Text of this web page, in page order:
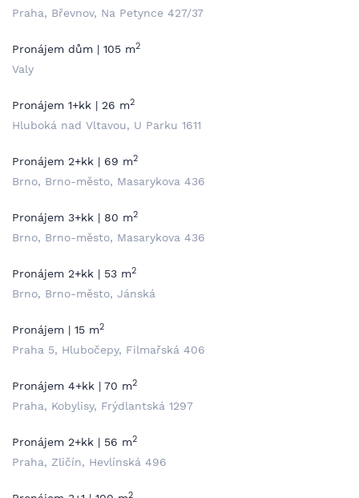
Praha, Břevnov, Na Petynce 427/37
Pronájem dům | 105 m2
Valy
Pronájem 1+kk | 26 m2
Hluboká nad Vltavou, U Parku 1611
Pronájem 2+kk | 69 m2
Brno, Brno-město, Masarykova 436
Pronájem 3+kk | 80 m2
Brno, Brno-město, Masarykova 436
Pronájem 2+kk | 53 m2
Brno, Brno-město, Jánská
Pronájem | 15 m2
Praha 5, Hlubočepy, Filmařská 406
Pronájem 4+kk | 70 m2
Praha, Kobylisy, Frýdlantská 1297
Pronájem 2+kk | 56 m2
Praha, Zličín, Hevlínská 496
2